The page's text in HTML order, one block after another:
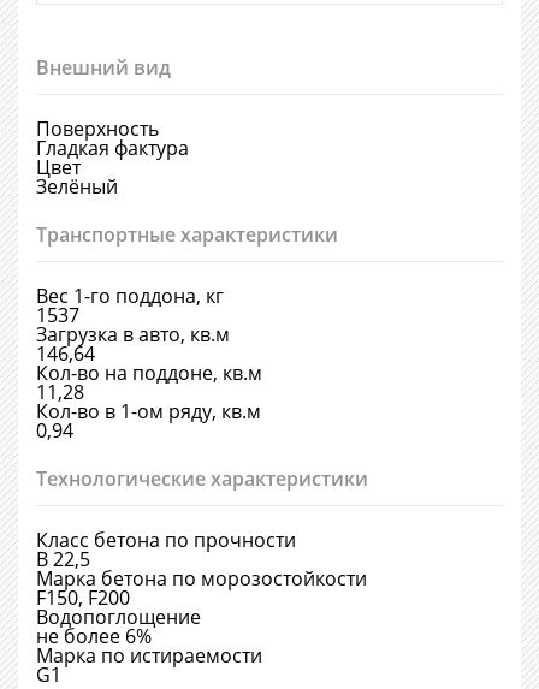
Внешний вид
Поверхность
Гладкая фактура
Цвет
Зелёный
Транспортные характеристики
Вес 1-го поддона, кг
1537
Загрузка в авто, кв.м
146,64
Кол-во на поддоне, кв.м
11,28
Кол-во в 1-ом ряду, кв.м
0,94
Технологические характеристики
Класс бетона по прочности
В 22,5
Марка бетона по морозостойкости
F150, F200
Водопоглощение
не более 6%
Марка по истираемости
G1